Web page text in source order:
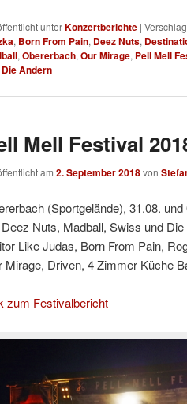
unterKonzertberichte |
, Born From Pain, Deez Nuts,
, Obererbach, Our Mirage, Pell Mell
Andern
Mell Festival
am 2. September 2018von
(Sportgelände), 31.08. und
Nuts, Madball, Swiss und
Like Judas, Born From Pain,
Mirage, Driven, 4 Zimmer Küche
zum Festivalbericht